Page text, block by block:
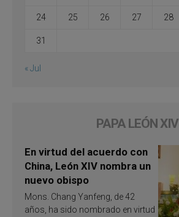
24 25 26 27 28
31
« Jul
PAPA LEÓN XIV
En virtud del acuerdo con
China, León XIV nombra un
nuevo obispo
Mons. Chang Yanfeng, de 42
años, ha sido nombrado en virtud